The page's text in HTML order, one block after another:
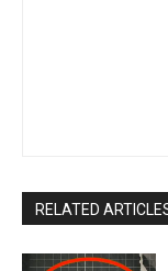
RELATED